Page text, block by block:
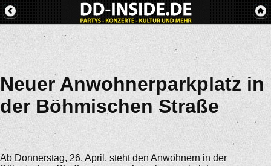
Neuer Anwohnerparkplatz in
der Böhmischen Straße
Ab Donnerstag, 26. April, steht den Anwohnern in der